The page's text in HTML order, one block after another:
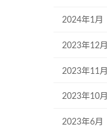
2024年1月
2023年12月
2023年11月
2023年10月
2023年6月